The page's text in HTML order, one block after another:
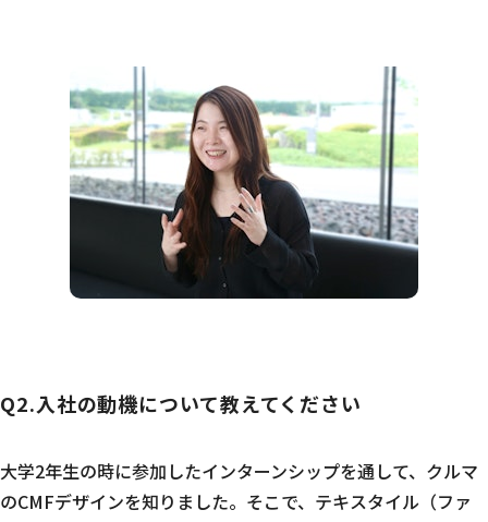
Q2.入社の動機について教えてください
大学2年生の時に参加したインターンシップを通して、クルマ
のCMFデザインを知りました。そこで、テキスタイル（ファ